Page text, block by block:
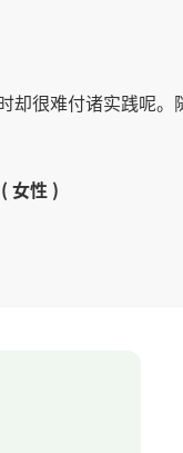
却很难付诸实践呢
( 女性 )
要，特别是在游泳